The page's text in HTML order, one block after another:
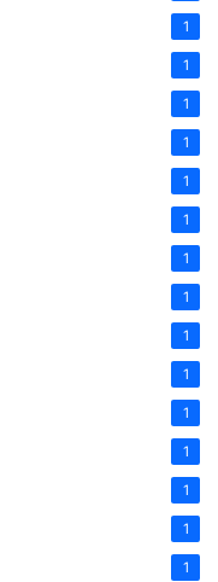
1
1
1
1
1
1
1
1
1
1
1
1
1
1
1